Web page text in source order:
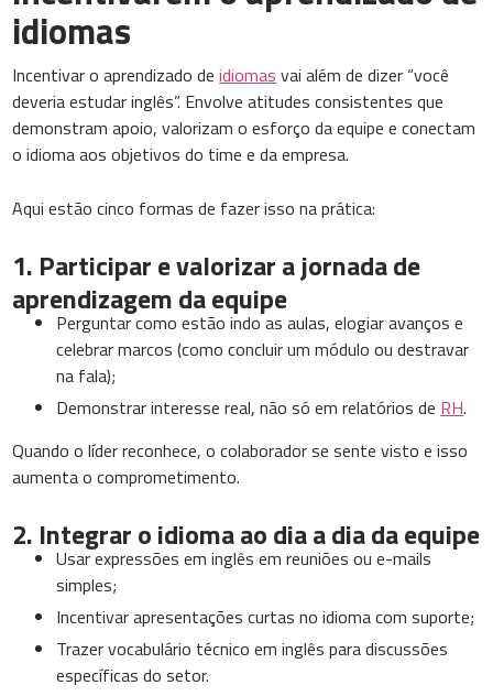
idiomas
Incentivar o aprendizado deidiomas vai além de dizer “você
deveria estudar inglês”. Envolve atitudes consistentes que
demonstram apoio, valorizam o esforço da equipe e conectam
o idioma aos objetivos do time e da empresa.
Aqui estão cinco formas de fazer isso na prática:
1. Participar e valorizar a jornada de
aprendizagem da equipe
Perguntar como estão indo as aulas, elogiar avanços e
celebrar marcos (como concluir um módulo ou destravar
na fala);
Demonstrar interesse real, não só em relatórios de RH.
Quando o líder reconhece, o colaborador se sente visto e isso
aumenta o comprometimento.
2. Integrar o idioma ao dia a dia da equipe
Usar expressões em inglês em reuniões ou e-mails
simples;
Incentivar apresentações curtas no idioma com suporte;
Trazer vocabulário técnico em inglês para discussões
específicas do setor.